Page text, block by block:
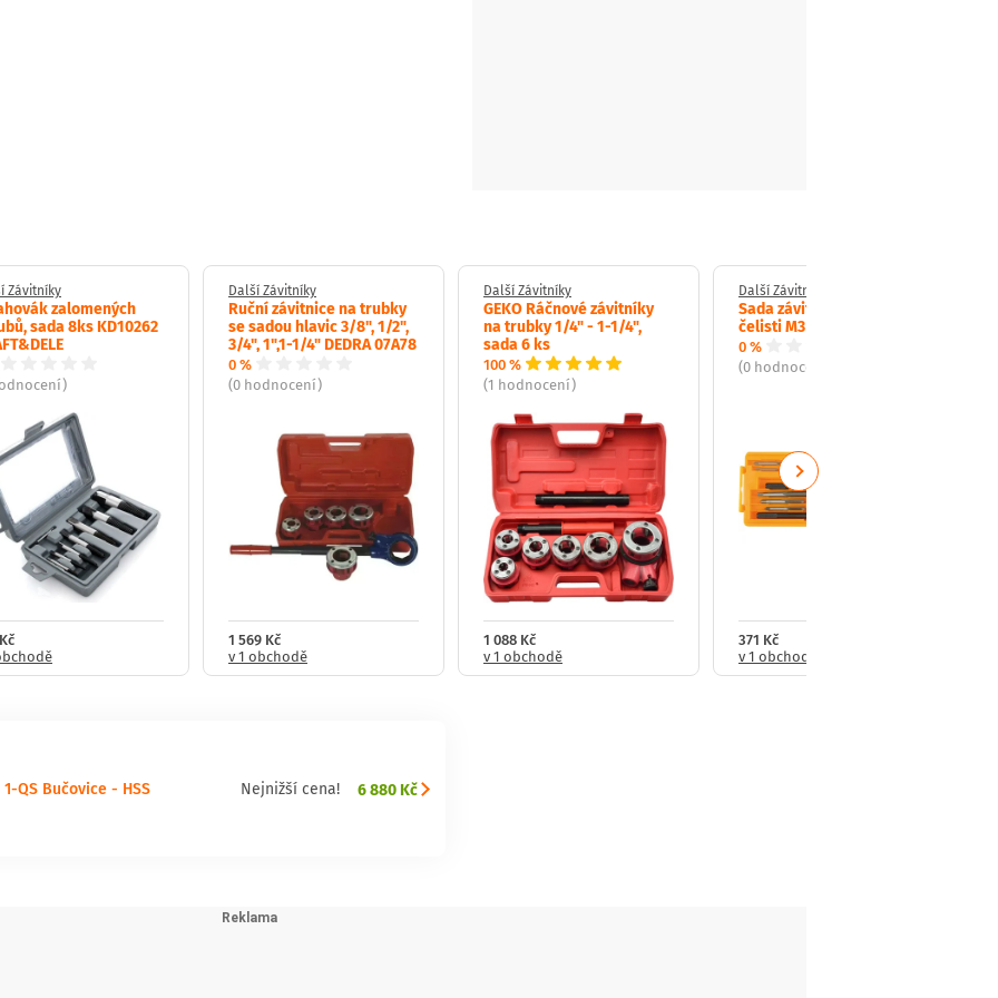
Závitníky
zalomených
sada 8ks KD10262
Další Závitníky
Ruční závitnice na trubky
se sadou hlavic 3/8", 1/2",
3/4", 1",1-1/4" DEDRA 07A78
0 %
(0 hodnocení)
1 569 Kč
v 1 obchodě
Další Závitníky
GEKO Ráčnové závitníky
na trubky 1/4" - 1-1/4",
sada 6 ks
100 %
(1 hodnocení)
1 088 Kč
v 1 obchodě
Další Závitníky
Sada závitníků a kruhové
čelisti M3 - M12
0 %
(0 hodnocení)
371 Kč
v 1 obchodě
Next
QS Bučovice - HSS Nejnižší cena! 6 880 Kč